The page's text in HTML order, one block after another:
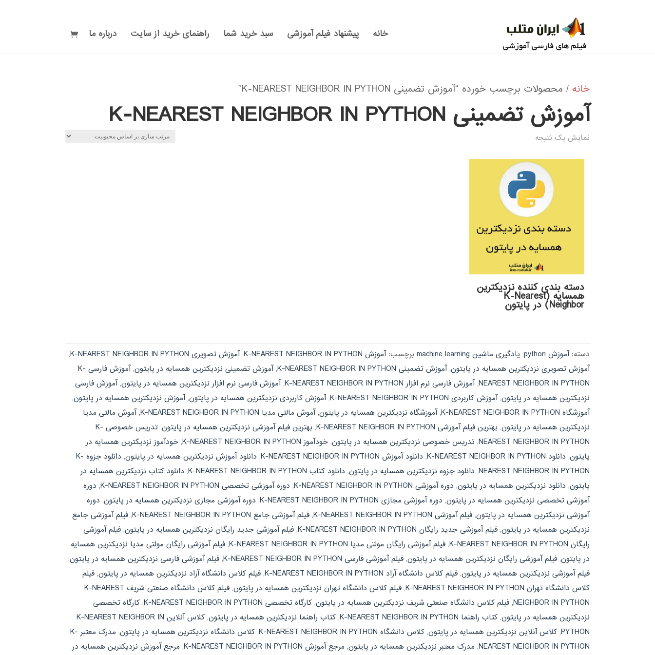
خانه پیشنهاد فیلم آموزشی سبد خرید شما راهنمای خرید از سایت درباره ما
خانه / محصولات برچسب خورده “آموزش تضمینی K-NEAREST NEIGHBOR IN PYTHON”
آموزش تضمینی K-NEAREST NEIGHBOR IN PYTHON
نمایش یک نتیجه
دسته بندی کننده نزدیکترین
همسایه (K-Nearest
Neighbor) در پایتون
دسته:آموزش python , یادگیری ماشین machine learning برچسب:آموزش K-NEAREST NEIGHBOR IN PYTHON ,آموزش تصویری K-NEAREST NEIGHBOR IN PYTHON
,
آموزش تصویری نزدیکترین همسایه در پایتون,آموزش تضمینی K-NEAREST NEIGHBOR IN PYTHON ,آموزش تضمینی نزدیکترین همسایه در پایتون,
آموزش فارسی K-
NEAREST NEIGHBOR IN PYTHON
,آموزش فارسی نرم افزار K-NEAREST NEIGHBOR IN PYTHON ,آموزش فارسی نرم افزار نزدیکترین همسایه در پایتون,آموزش فارسی
نزدیکترین همسایه در پایتون,آموزش کاربردی K-NEAREST NEIGHBOR IN PYTHON ,آموزش کاربردی نزدیکترین همسایه در پایتون,آموزش نزدیکترین همسایه در پایتون,
آموزشگاه K-NEAREST NEIGHBOR IN PYTHON
,آموزشگاه نزدیکترین همسایه در پایتون,آموش مالتی مدیا K-NEAREST NEIGHBOR IN PYTHON ,آموش مالتی مدیا
نزدیکترین همسایه در پایتون, بهترین فیلم آموزشی K-NEAREST NEIGHBOR IN PYTHON , بهترین فیلم آموزشی نزدیکترین همسایه در پایتون,
تدریس خصوصی K-
NEAREST NEIGHBOR IN PYTHON
,تدریس خصوصی نزدیکترین همسایه در پایتون,خودآموز K-NEAREST NEIGHBOR IN PYTHON ,خودآموز نزدیکترین همسایه در
پایتون, دانلود K-NEAREST NEIGHBOR IN PYTHON , دانلود آموزش K-NEAREST NEIGHBOR IN PYTHON , دانلود آموزش نزدیکترین همسایه در پایتون,
دانلود جزوه K-
NEAREST NEIGHBOR IN PYTHON
, دانلود جزوه نزدیکترین همسایه در پایتون, دانلود کتاب K-NEAREST NEIGHBOR IN PYTHON , دانلود کتاب نزدیکترین همسایه در
پایتون, دانلود نزدیکترین همسایه در پایتون, دوره آموزشی K-NEAREST NEIGHBOR IN PYTHON , دوره آموزشی تخصصی K-NEAREST NEIGHBOR IN PYTHON , دوره
آموزشی تخصصی نزدیکترین همسایه در پایتون, دوره آموزشی مجازی K-NEAREST NEIGHBOR IN PYTHON , دوره آموزشی مجازی نزدیکترین همسایه در پایتون, دوره
آموزشی نزدیکترین همسایه در پایتون,فیلم آموزشی K-NEAREST NEIGHBOR IN PYTHON ,فیلم آموزشی جامع K-NEAREST NEIGHBOR IN PYTHON ,فیلم آموزشی جامع
نزدیکترین همسایه در پایتون,فیلم آموزشی جدید رایگان K-NEAREST NEIGHBOR IN PYTHON ,فیلم آموزشی جدید رایگان نزدیکترین همسایه در پایتون,فیلم آموزشی
رایگان K-NEAREST NEIGHBOR IN PYTHON
,فیلم آموزشی رایگان مولتی مدیا K-NEAREST NEIGHBOR IN PYTHON ,فیلم آموزشی رایگان مولتی مدیا نزدیکترین همسایه
در پایتون,فیلم آموزشی رایگان نزدیکترین همسایه در پایتون,فیلم آموزشی فارسی K-NEAREST NEIGHBOR IN PYTHON ,فیلم آموزشی فارسی نزدیکترین همسایه در پایتون,
فیلم آموزشی نزدیکترین همسایه در پایتون,فیلم کلاس دانشگاه آزاد K-NEAREST NEIGHBOR IN PYTHON ,فیلم کلاس دانشگاه آزاد نزدیکترین همسایه در پایتون,فیلم
کلاس دانشگاه تهران K-NEAREST NEIGHBOR IN PYTHON
,فیلم کلاس دانشگاه تهران نزدیکترین همسایه در پایتون,
فیلم کلاس دانشگاه صنعتی شریف K-NEAREST
NEIGHBOR IN PYTHON
,فیلم کلاس دانشگاه صنعتی شریف نزدیکترین همسایه در پایتون,کارگاه تخصصی K-NEAREST NEIGHBOR IN PYTHON ,کارگاه تخصصی
نزدیکترین همسایه در پایتون,کتاب راهنما K-NEAREST NEIGHBOR IN PYTHON ,کتاب راهنما نزدیکترین همسایه در پایتون,
کلاس آنلاین K-NEAREST NEIGHBOR IN
PYTHON
,کلاس آنلاین نزدیکترین همسایه در پایتون,کلاس دانشگاه K-NEAREST NEIGHBOR IN PYTHON ,کلاس دانشگاه نزدیکترین همسایه در پایتون,
مدرک معتبر K-
NEAREST NEIGHBOR IN PYTHON
, مدرک معتبر نزدیکترین همسایه در پایتون, مرجع آموزش K-NEAREST NEIGHBOR IN PYTHON , مرجع آموزش نزدیکترین همسایه در